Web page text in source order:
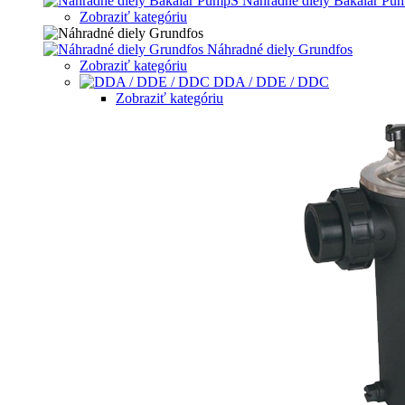
Zobraziť kategóriu
Náhradné diely Grundfos
Zobraziť kategóriu
DDA / DDE / DDC
Zobraziť kategóriu